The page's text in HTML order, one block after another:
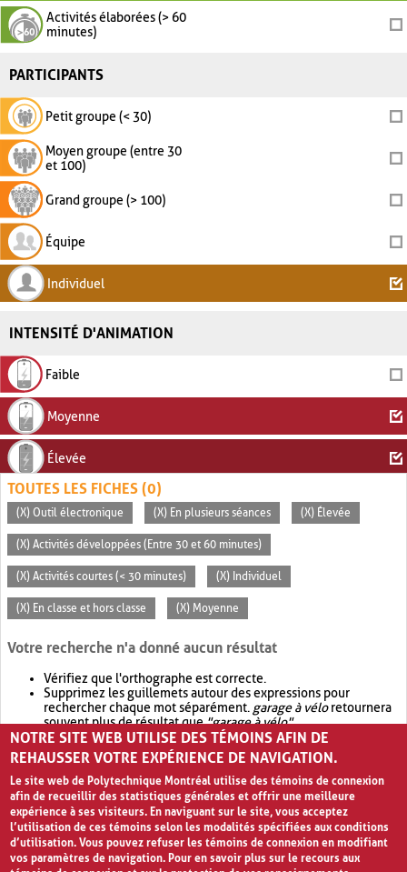
Activités élaborées (> 60
minutes)
PARTICIPANTS
Petit groupe (< 30)
Moyen groupe (entre 30
et 100)
Grand groupe (> 100)
Équipe
Individuel
INTENSITÉ D'ANIMATION
Faible
Moyenne
Élevée
TOUTES LES FICHES (0)
(X) Outil électronique (X) En plusieurs séances (X) Élevée
(X) Activités développées (Entre 30 et 60 minutes)
(X) Activités courtes (< 30 minutes) (X) Individuel
(X) En classe et hors classe (X) Moyenne
Votre recherche n'a donné aucun résultat
Vérifiez que l'orthographe est correcte.
Supprimez les guillemets autour des expressions pour
rechercher chaque mot séparément. garage à véloretournera
souvent plus de résultat que"garage à vélo".
Envisagez d'élargir votre recherche avec OR.garage OR vélo
retournera souvent plus de résultat quegarage à vélo
NOTRE SITE WEB UTILISE DES TÉMOINS AFIN DE
REHAUSSER VOTRE EXPÉRIENCE DE NAVIGATION.
Le site web de Polytechnique Montréal utilise des témoins de connexion
afin de recueillir des statistiques générales et offrir une meilleure
expérience à ses visiteurs. En naviguant sur le site, vous acceptez
l’utilisation de ces témoins selon les modalités spécifiées aux conditions
d’utilisation. Vous pouvez refuser les témoins de connexion en modifiant
vos paramètres de navigation. Pour en savoir plus sur le recours aux